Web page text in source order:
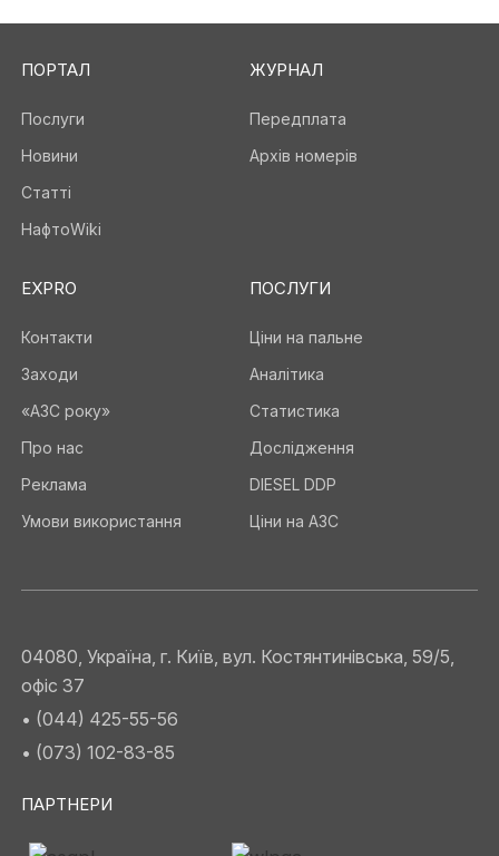
ПОРТАЛ
Послуги
Новини
Статті
НафтоWiki
ЖУРНАЛ
Передплата
Архів номерів
EXPRO
Контакти
Заходи
«АЗС року»
Про нас
Реклама
Умови використання
ПОСЛУГИ
Ціни на пальне
Аналітика
Статистика
Дослідження
DIESEL DDP
Ціни на АЗС
04080, Україна, г. Київ, вул. Костянтинівська, 59/5,
офіс 37
• (044) 425-55-56
• (073) 102-83-85
ПАРТНЕРИ